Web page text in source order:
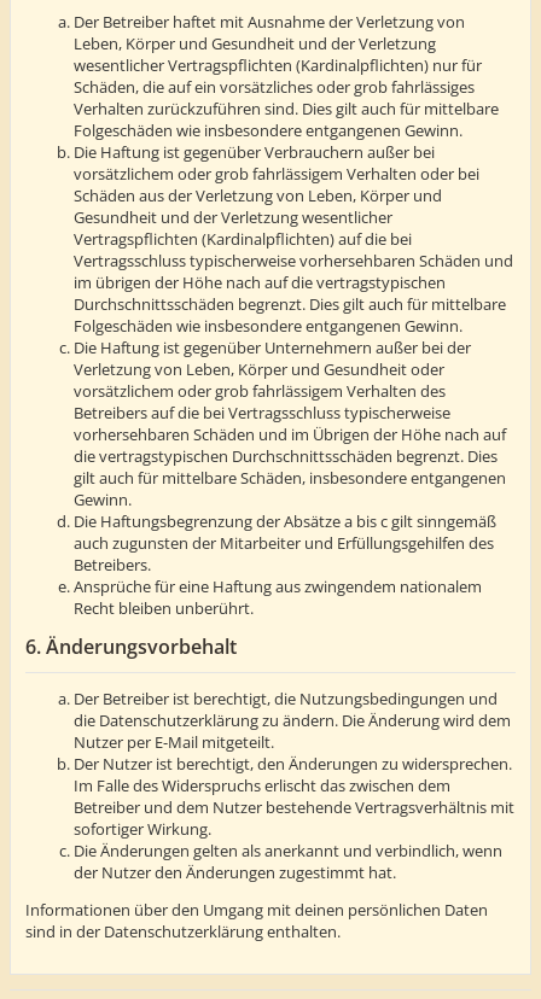
Der Betreiber haftet mit Ausnahme der Verletzung von
Leben, Körper und Gesundheit und der Verletzung
wesentlicher Vertragspflichten (Kardinalpflichten) nur für
Schäden, die auf ein vorsätzliches oder grob fahrlässiges
Verhalten zurückzuführen sind. Dies gilt auch für mittelbare
Folgeschäden wie insbesondere entgangenen Gewinn.
Die Haftung ist gegenüber Verbrauchern außer bei
vorsätzlichem oder grob fahrlässigem Verhalten oder bei
Schäden aus der Verletzung von Leben, Körper und
Gesundheit und der Verletzung wesentlicher
Vertragspflichten (Kardinalpflichten) auf die bei
Vertragsschluss typischerweise vorhersehbaren Schäden und
im übrigen der Höhe nach auf die vertragstypischen
Durchschnittsschäden begrenzt. Dies gilt auch für mittelbare
Folgeschäden wie insbesondere entgangenen Gewinn.
Die Haftung ist gegenüber Unternehmern außer bei der
Verletzung von Leben, Körper und Gesundheit oder
vorsätzlichem oder grob fahrlässigem Verhalten des
Betreibers auf die bei Vertragsschluss typischerweise
vorhersehbaren Schäden und im Übrigen der Höhe nach auf
die vertragstypischen Durchschnittsschäden begrenzt. Dies
gilt auch für mittelbare Schäden, insbesondere entgangenen
Gewinn.
Die Haftungsbegrenzung der Absätze a bis c gilt sinngemäß
auch zugunsten der Mitarbeiter und Erfüllungsgehilfen des
Betreibers.
Ansprüche für eine Haftung aus zwingendem nationalem
Recht bleiben unberührt.
6. Änderungsvorbehalt
Der Betreiber ist berechtigt, die Nutzungsbedingungen und
die Datenschutzerklärung zu ändern. Die Änderung wird dem
Nutzer per E-Mail mitgeteilt.
Der Nutzer ist berechtigt, den Änderungen zu widersprechen.
Im Falle des Widerspruchs erlischt das zwischen dem
Betreiber und dem Nutzer bestehende Vertragsverhältnis mit
sofortiger Wirkung.
Die Änderungen gelten als anerkannt und verbindlich, wenn
der Nutzer den Änderungen zugestimmt hat.
Informationen über den Umgang mit deinen persönlichen Daten
sind in der Datenschutzerklärung enthalten.